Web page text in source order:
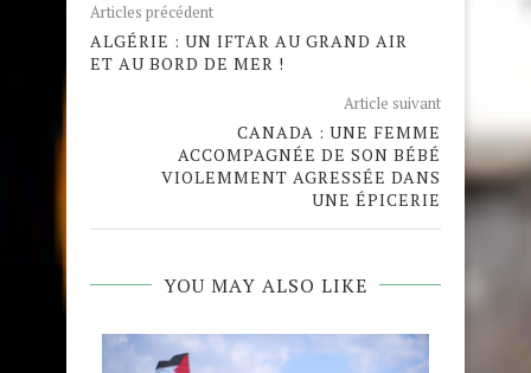
Articles précédent
ALGÉRIE : UN IFTAR AU GRAND AIR
ET AU BORD DE MER !
Article suivant
CANADA : UNE FEMME
ACCOMPAGNÉE DE SON BÉBÉ
VIOLEMMENT AGRESSÉE DANS
UNE ÉPICERIE
YOU MAY ALSO LIKE